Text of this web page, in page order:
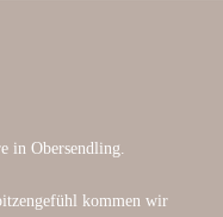
in Obersendling.
kommen wir